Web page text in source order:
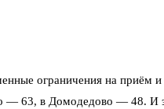
ограничения на приём
63, в Домодедово — 48. И